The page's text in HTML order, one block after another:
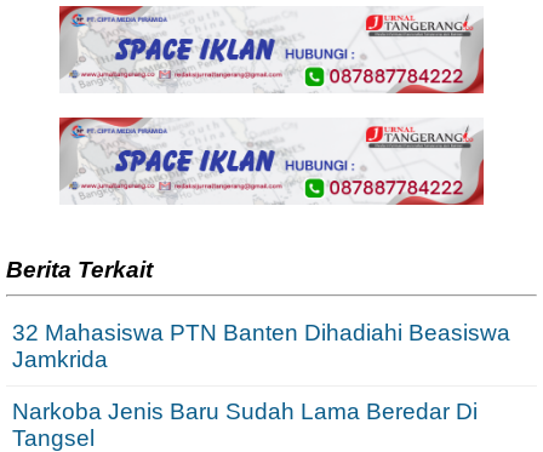
Berita Terkait
32 Mahasiswa PTN Banten Dihadiahi Beasiswa
Jamkrida
Narkoba Jenis Baru Sudah Lama Beredar Di
Tangsel